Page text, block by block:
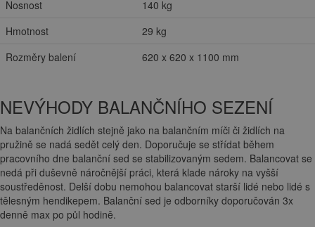
Nosnost
140 kg
Hmotnost
29 kg
Rozměry balení
620 x 620 x 1100 mm
NEVÝHODY BALANČNÍHO SEZENÍ
Na balančních židlích stejně jako na balančním míči či židlích na
pružině se nadá sedět celý den. Doporučuje se střídat během
pracovního dne balanční sed se stabilizovaným sedem. Balancovat se
nedá při duševně náročnější práci, která klade nároky na vyšší
soustředěnost. Delší dobu nemohou balancovat starší lidé nebo lidé s
tělesným hendikepem. Balanční sed je odborníky doporučován 3x
denně max po půl hodině.